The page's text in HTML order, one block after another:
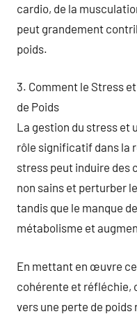
cardio, de la
peut grandement
poids.
3. Comment le Stress
de Poids
La gestion du stress et
rôle significatif dans la
stress peut induire
non sains et perturber
tandis que le manque
métabolisme et
En mettant en œuvre
cohérente et réfléchie,
vers une perte de